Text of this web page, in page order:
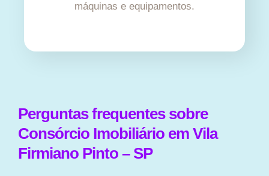
máquinas e equipamentos.
Perguntas frequentes sobre
Consórcio Imobiliário em Vila
Firmiano Pinto – SP